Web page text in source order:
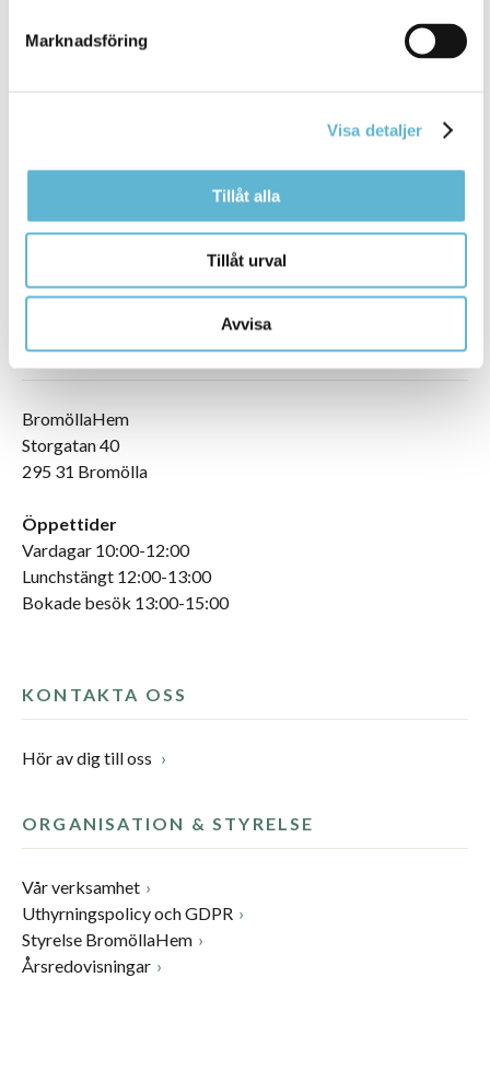
Marknadsföring
Visa detaljer
Tillåt alla
Tillåt urval
Avvisa
BESÖKA OSS
BromöllaHem
Storgatan 40
295 31 Bromölla
Öppettider
Vardagar 10:00-12:00
Lunchstängt 12:00-13:00
Bokade besök 13:00-15:00
KONTAKTA OSS
Hör av dig till oss
ORGANISATION & STYRELSE
Vår verksamhet
Uthyrningspolicy och GDPR
Styrelse BromöllaHem
Årsredovisningar